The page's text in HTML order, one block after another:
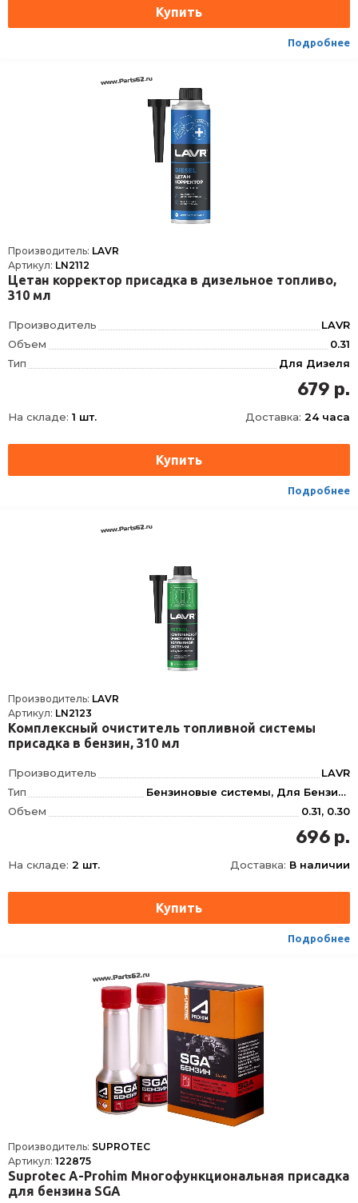
Условия хранения
±30
3811900000
Подробнее
Производитель: LAVR
Артикул: LN2112
Цетан корректор присадка в дизельное топливо,
310 мл
Производитель
LAVR
Объем
0.31
Тип
Для Дизеля
310 мл
62
Ширина
62
Условия хранения
±30
3811900000
679 р.
На складе: 1 шт. Доставка: 24 часа
Подробнее
Производитель: LAVR
Артикул: LN2123
Комплексный очиститель топливной системы
присадка в бензин, 310 мл
Производитель
LAVR
Тип
Бензиновые системы, Для Бензина, Для Очистки топливной системы, Топливной системы, Инжектор
Объем
0.31, 0.30
310 мл
62
Ширина
62
Условия хранения
±30
3811900000
696 р.
На складе: 2 шт. Доставка: В наличии
Подробнее
Производитель: SUPROTEC
Артикул: 122875
Suprotec A-Prohim Многофункциональная присадка
для бензина SGA